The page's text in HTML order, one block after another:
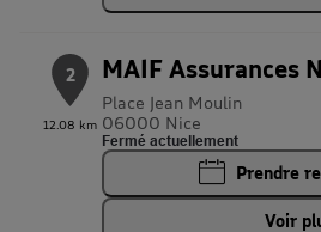
2
12.08 km
MAIF Assurances
Place Jean Moulin
06000 Nice
Fermé actuellement
Prendre
Voir